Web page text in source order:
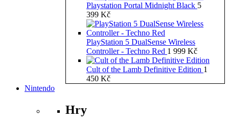
Playstation Portal Midnight Black 5
399 Kč
PlayStation 5 DualSense Wireless
Controller - Techno Red 1 999 Kč
Cult of the Lamb Definitive Edition 1
450 Kč
Nintendo
Hry